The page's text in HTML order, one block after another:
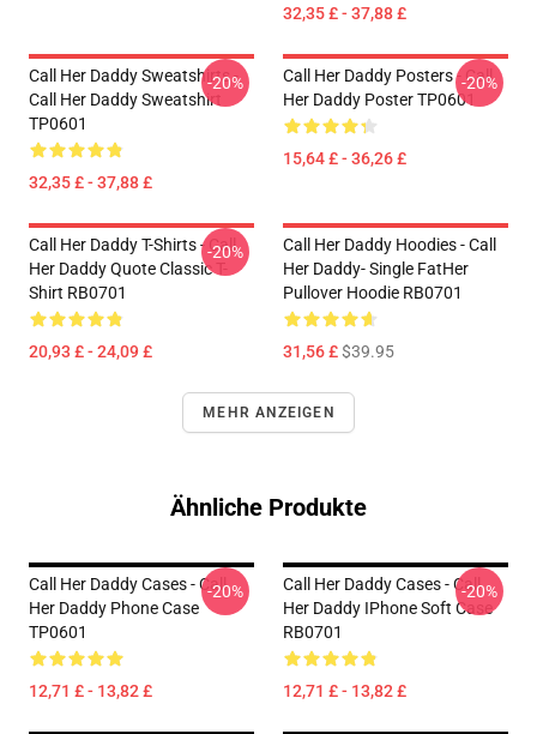
32,35 £ - 37,88 £
Call Her Daddy Sweatshirts -
Call Her Daddy Sweatshirt
TP0601
32,35 £ - 37,88 £
-20%
Call Her Daddy Posters - Call
Her Daddy Poster TP0601
15,64 £ - 36,26 £
-20%
Call Her Daddy T-Shirts - Call
Her Daddy Quote Classic T-
Shirt RB0701
20,93 £ - 24,09 £
-20%
Call Her Daddy Hoodies - Call
Her Daddy- Single FatHer
Pullover Hoodie RB0701
31,56 £$39.95
MEHR ANZEIGEN
Ähnliche Produkte
Call Her Daddy Cases - Call
Her Daddy Phone Case
TP0601
12,71 £ - 13,82 £
-20%
Call Her Daddy Cases - Call
Her Daddy IPhone Soft Case
RB0701
12,71 £ - 13,82 £
-20%